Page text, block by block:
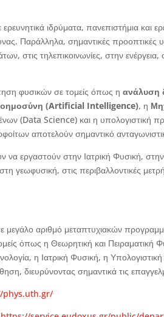
ιδρύματα, πανεπιστήμια και
Παράλληλα, σημαντικές προοπτικές
στις τηλεπικοινωνίες, στην
φυσικών σε τομείς όπως ηανάλυση
(Artificial Intelligence), η
(Data Science) και η υπολογιστική
αποτελούν σημαντικό
να εργαστούν στην Ιατρική Φυσική,
γεωφυσική, στις περιβαλλοντικές
μεγάλο αριθμό μεταπτυχιακών
όπως η Θεωρητική και
η Ιατρική Φυσική, η
διευρύνοντας σημαντικά τις
phys.uth.gr/